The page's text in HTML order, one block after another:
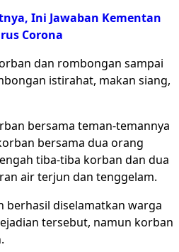
Ini Jawaban Kementan
Corona
dan rombongan sampai
istirahat, makan siang,
bersama teman-temannya
bersama dua orang
tiba-tiba korban dan dua
air terjun dan tenggelam.
berhasil diselamatkan warga
tersebut, namun korban